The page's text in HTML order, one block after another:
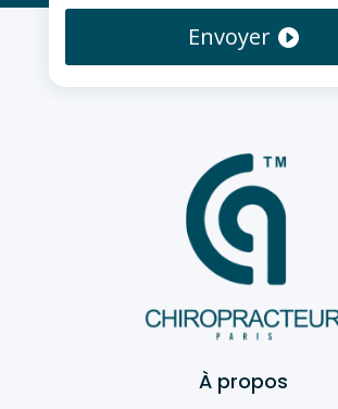
Envoyer
À propos